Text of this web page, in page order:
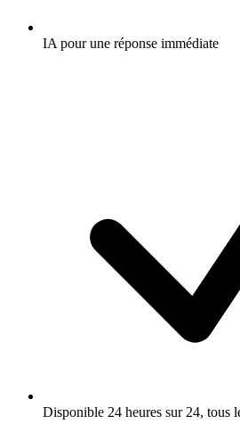
IA pour une réponse immédiate
Disponible 24 heures sur 24, tous